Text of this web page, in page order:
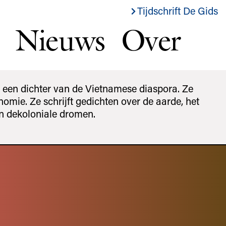
Tijdschrift De Gids
Nieuws Over
dichter van de Vietnamese diaspora. Ze
Ze schrijft gedichten over de aarde, het
dekoloniale dromen.